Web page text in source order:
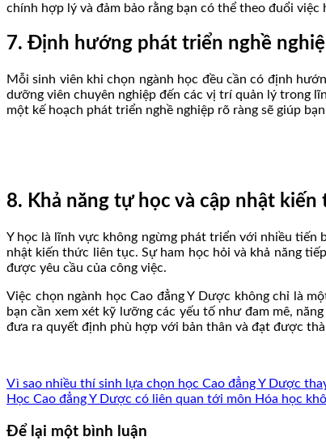
chính hợp lý và đảm bảo rằng bạn có thể theo đuổi việc
7. Định hướng phát triển nghề
Mỗi sinh viên khi chọn ngành học đều cần có định
dưỡng viên chuyên nghiệp đến các vị trí quản lý trong
một kế hoạch phát triển nghề nghiệp rõ ràng sẽ giúp
8. Khả năng tự học và cập nhật kiến
Y học là lĩnh vực không ngừng phát triển với nhiều tiến
nhật kiến thức liên tục. Sự ham học hỏi và khả năng
được yêu cầu của công việc.
Việc chọn ngành học Cao đẳng Y Dược không chỉ là
bạn cần xem xét kỹ lưỡng các yếu tố như đam mê,
đưa ra quyết định phù hợp với bản thân và đạt được
Vì sao nhiều thí sinh lựa chọn học Cao đẳng Y Dược
Học Cao đẳng Y Dược có liên quan tới môn Hóa học
Để lại một bình luận